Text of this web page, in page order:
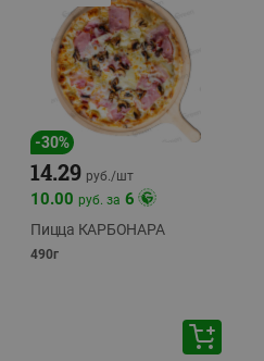
-30%
14.29 руб./шт
10.00 руб. за 6
Пицца КАРБОНАРА
490г